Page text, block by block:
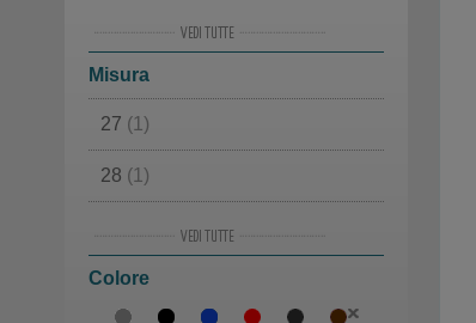
(2)
Apres Ski
Doposci di lusso
Moon Boot moda
Misura
27 (1)
28 (1)
30(1)
Colore